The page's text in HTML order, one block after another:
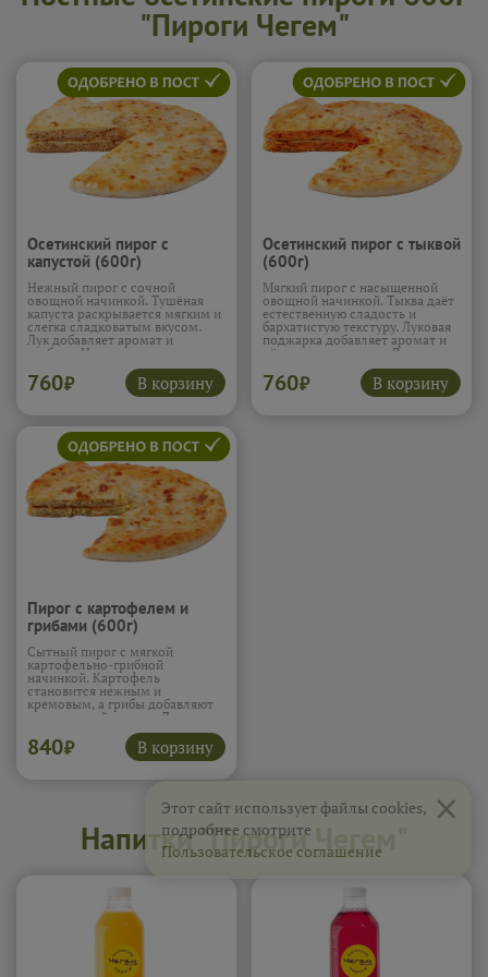
"Пироги Чегем"
Осетинский пирог с
капустой (600г)
Нежный пирог с сочной
овощной начинкой. Тушёная
капуста раскрывается мягким и
слегка сладковатым вкусом.
Лук добавляет аромат и
глубину. Начинка получается
сочной и лёгкой. Пирог
простой, но очень уютный.
Подробнее...
760₽ В корзину
Осетинский пирог с тыквой
(600г)
Мягкий пирог с насыщенной
овощной начинкой. Тыква даёт
естественную сладость и
бархатистую текстуру. Луковая
поджарка добавляет аромат и
лёгкую пикантность. Вкус
получается тёплым и
гармоничным. Пирог лёгкий, но
сытный.
Подробнее...
760₽ В корзину
Пирог с картофелем и
грибами (600г)
Сытный пирог с мягкой
картофельно-грибной
начинкой. Картофель
становится нежным и
кремовым, а грибы добавляют
насыщенный аромат. Луковая
поджарка усиливает вкус и
делает начинку более сочной.
Тесто удерживает все соки
840₽ В корзину
Напитки "Пироги Чегем" ×
Этот сайт использует файлы cookies,
подробнее смотрите
Пользовательское соглашение